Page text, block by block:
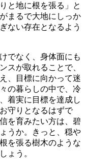
と地に根を張る」と
まるで大地にしっか
ない存在となるよう
でなく、身体面にも
スが取れることで、
、目標に向かって迷
の暮らしの中で、冷
着実に目標を達成し
守りとなるはずで
を育みたい方は、碧
うか。きっと、穏や
を張る樹木のような
ょう。